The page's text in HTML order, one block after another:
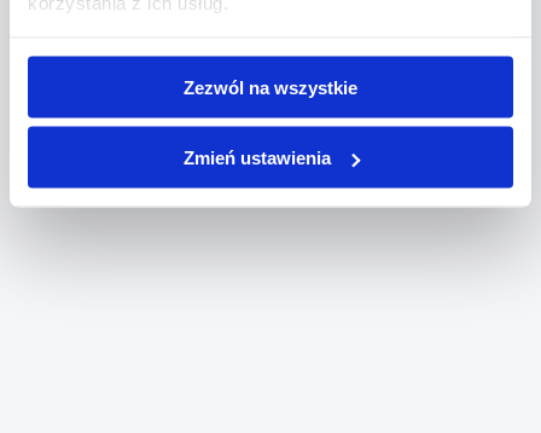
Zezwól na wszystkie
Zmień ustawienia